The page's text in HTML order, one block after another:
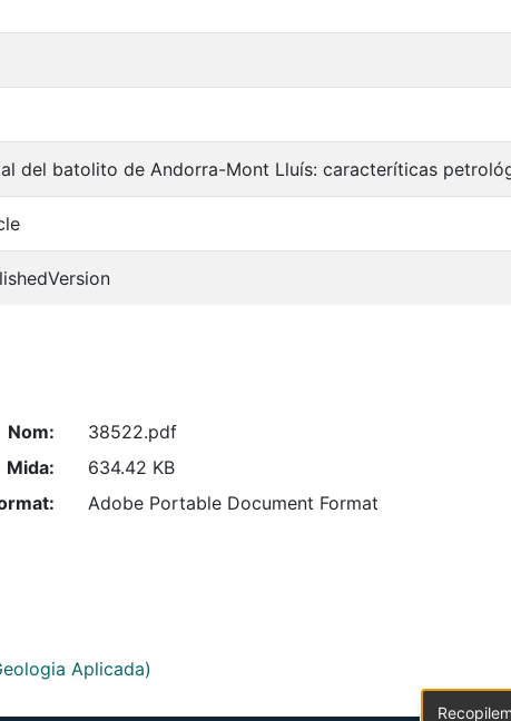
del batolito de Andorra-Mont Lluís: caracteríticas
Nom:
38522.pdf
Mida:
634.42 KB
Adobe Portable Document Format
Aplicada)